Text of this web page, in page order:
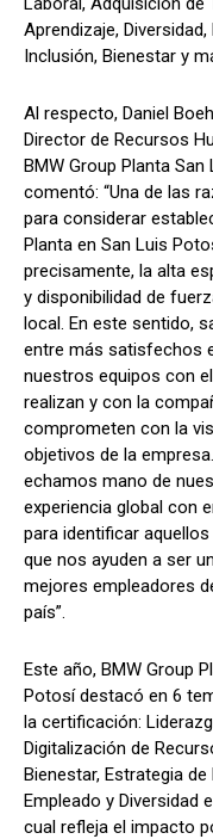
Aprendizaje, Diversidad,
Inclusión, Bienestar y
Al respecto, Daniel
Director de Recursos
BMW Group Planta San
comentó: “Una de las
para considerar
Planta en San Luis
precisamente, la alta
y disponibilidad de
local. En este sentido,
entre más satisfechos
nuestros equipos con
realizan y con la
comprometen con la
objetivos de la
echamos mano de
experiencia global con
para identificar
que nos ayuden a ser
mejores empleadores
país”.
Este año, BMW Group
Potosí destacó en 6
la certificación:
Digitalización de
Bienestar, Estrategia de
Empleado y Diversidad
cual refleja el impacto